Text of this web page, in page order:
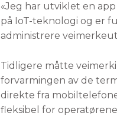
«Jeg har utviklet en
på IoT-teknologi og er
administrere
Tidligere måtte
forvarmingen av de
direkte fra
fleksibel for